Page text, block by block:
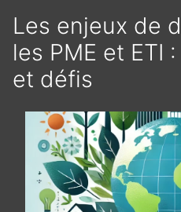
Les enjeux de
les PME et ETI
et défis